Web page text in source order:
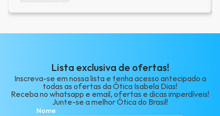
Lista exclusiva de ofertas!
Inscreva-se em nossa lista e tenha acesso antecipado a
todas as ofertas da Ótica Isabela Dias!
Receba no whatsapp e email, ofertas e dicas imperdíveis!
Junte-se a melhor Ótica do Brasil!
Nome